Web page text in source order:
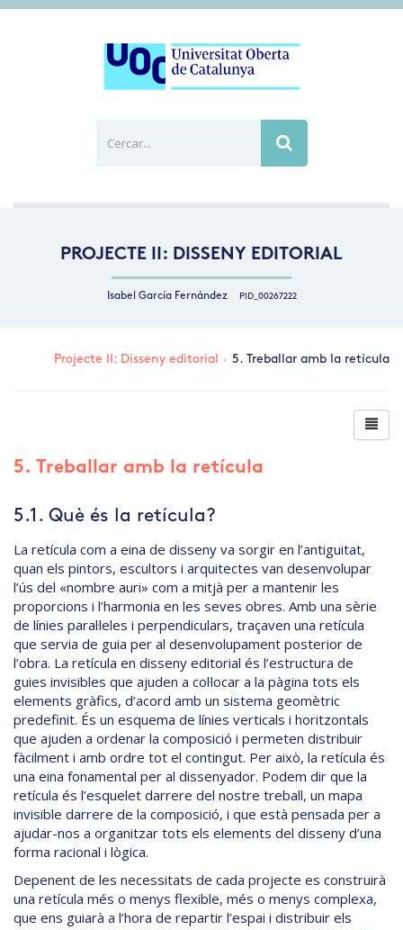
PROJECTE II: DISSENY EDITORIAL
Isabel García Fernández PID_00267222
Projecte II: Disseny editorial · 5. Treballar amb la retícula
5. Treballar amb la retícula
5.1. Què és la retícula?
La retícula com a eina de disseny va sorgir en l’antiguitat,
quan els pintors, escultors i arquitectes van desenvolupar
l’ús del «nombre auri» com a mitjà per a mantenir les
proporcions i l’harmonia en les seves obres. Amb una sèrie
de línies paral·leles i perpendiculars, traçaven una retícula
que servia de guia per al desenvolupament posterior de
l’obra. La retícula en disseny editorial és l’estructura de
guies invisibles que ajuden a col·locar a la pàgina tots els
elements gràfics, d’acord amb un sistema geomètric
predefinit. És un esquema de línies verticals i horitzontals
que ajuden a ordenar la composició i permeten distribuir
fàcilment i amb ordre tot el contingut. Per això, la retícula és
una eina fonamental per al dissenyador. Podem dir que la
retícula és l’esquelet darrere del nostre treball, un mapa
invisible darrere de la composició, i que està pensada per a
ajudar-nos a organitzar tots els elements del disseny d’una
forma racional i lògica.
Depenent de les necessitats de cada projecte es construirà
una retícula més o menys flexible, més o menys complexa,
que ens guiarà a l’hora de repartir l’espai i distribuir els